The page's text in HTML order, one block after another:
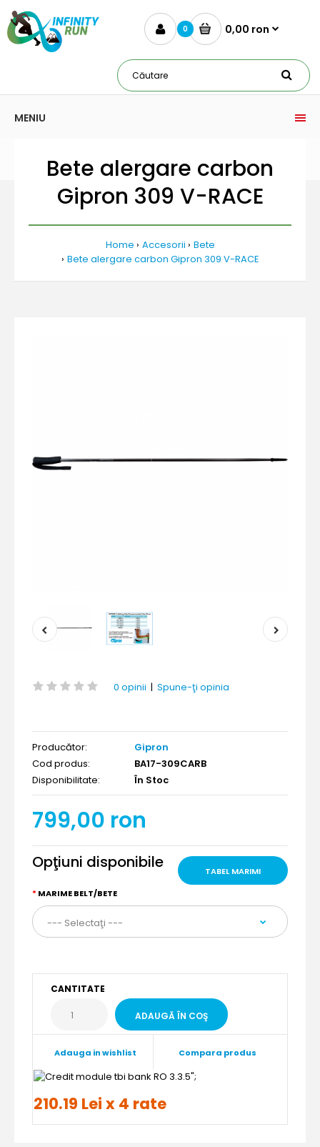
0 0,00 ron
MENIU
Bete alergare carbon
Gipron 309 V-RACE
Home Accesorii
Bete
Bete alergare carbon Gipron 309 V-RACE
0 opinii | Spune-ţi opinia
Producător:
Gipron
Cod produs:
BA17-309CARB
Disponibilitate:
În Stoc
799,00 ron
TABEL MARIMI
Opţiuni disponibile
MARIME BELT/BETE
CANTITATE
Adauga in wishlist Compara produs
";
210.19 Lei x 4 rate